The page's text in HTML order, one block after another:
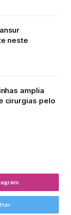
neste
amplia
cirurgias pelo